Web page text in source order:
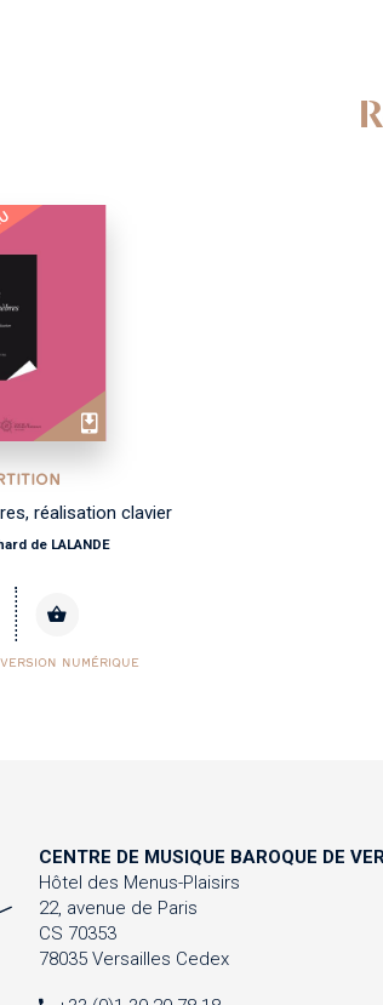
réalisation clavier
de LALANDE
NUMÉRIQUE
CENTRE DE MUSIQUE BAROQUE DE
Hôtel des Menus-Plaisirs
22, avenue de Paris
CS 70353
78035 Versailles Cedex